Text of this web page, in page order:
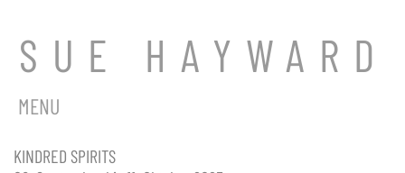
SUE HAYWARD
MENU
KINDRED SPIRITS